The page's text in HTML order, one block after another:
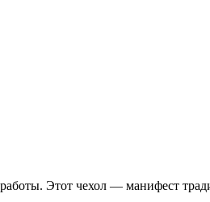
Этот чехол — манифест